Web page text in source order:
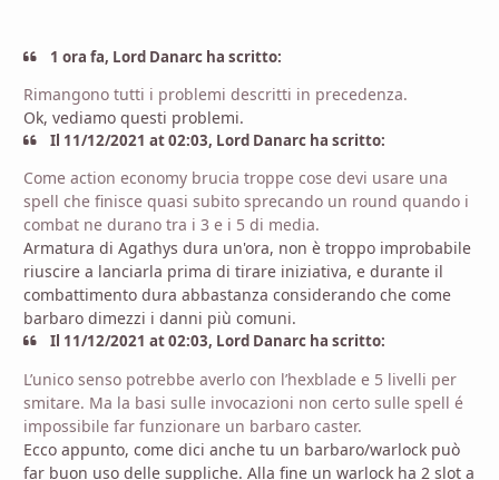
1 ora fa, Lord Danarc ha scritto:
Rimangono tutti i problemi descritti in precedenza.
Ok, vediamo questi problemi.
Il 11/12/2021 at 02:03, Lord Danarc ha scritto:
Come action economy brucia troppe cose devi usare una
spell che finisce quasi subito sprecando un round quando i
combat ne durano tra i 3 e i 5 di media.
Armatura di Agathys dura un'ora, non è troppo improbabile
riuscire a lanciarla prima di tirare iniziativa, e durante il
combattimento dura abbastanza considerando che come
barbaro dimezzi i danni più comuni.
Il 11/12/2021 at 02:03, Lord Danarc ha scritto:
L’unico senso potrebbe averlo con l’hexblade e 5 livelli per
smitare. Ma la basi sulle invocazioni non certo sulle spell é
impossibile far funzionare un barbaro caster.
Ecco appunto, come dici anche tu un barbaro/warlock può
far buon uso delle suppliche. Alla fine un warlock ha 2 slot a